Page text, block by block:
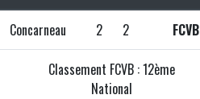
Concarneau 2 2 FCVB
Classement FCVB : 12ème
National